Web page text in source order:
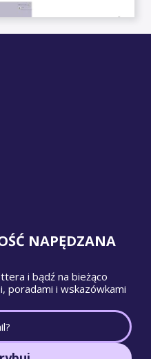
NAPĘDZANA
i bądź na bieżąco
poradami i wskazówkami